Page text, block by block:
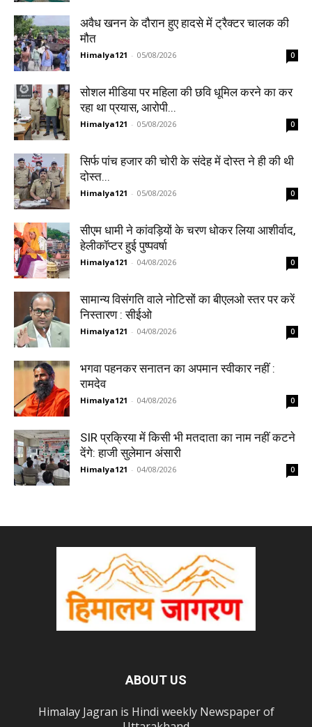
अवैध खनन के दौरान हुए हादसे में ट्रैक्टर चालक की
मौत
Himalya121 - 05/08/2026 0
सोशल मीडिया पर महिला की छवि धूमिल करने का कर
रहा था प्रयास, आरोपी...
Himalya121 - 05/08/2026 0
सिर्फ पांच हजार की चोरी के संदेह में दोस्त ने ही की थी
दोस्त...
Himalya121 - 05/08/2026 0
सीएम धामी ने कांवड़ियों के चरण धोकर लिया आशीर्वाद,
हेलीकॉप्टर हुई पुष्पवर्षा
Himalya121 - 04/08/2026 0
सामान्य विसंगति वाले नोटिसों का बीएलओ स्तर पर करें
निस्तारण : सीईओ
Himalya121 - 04/08/2026 0
भगवा पहनकर सनातन का अपमान स्वीकार नहीं :
रामदेव
Himalya121 - 04/08/2026 0
SIR प्रक्रिया में किसी भी मतदाता का नाम नहीं कटने
देंगे: हाजी सुलेमान अंसारी
Himalya121 - 04/08/2026 0
ABOUT US
Himalay Jagran is Hindi weekly Newspaper of